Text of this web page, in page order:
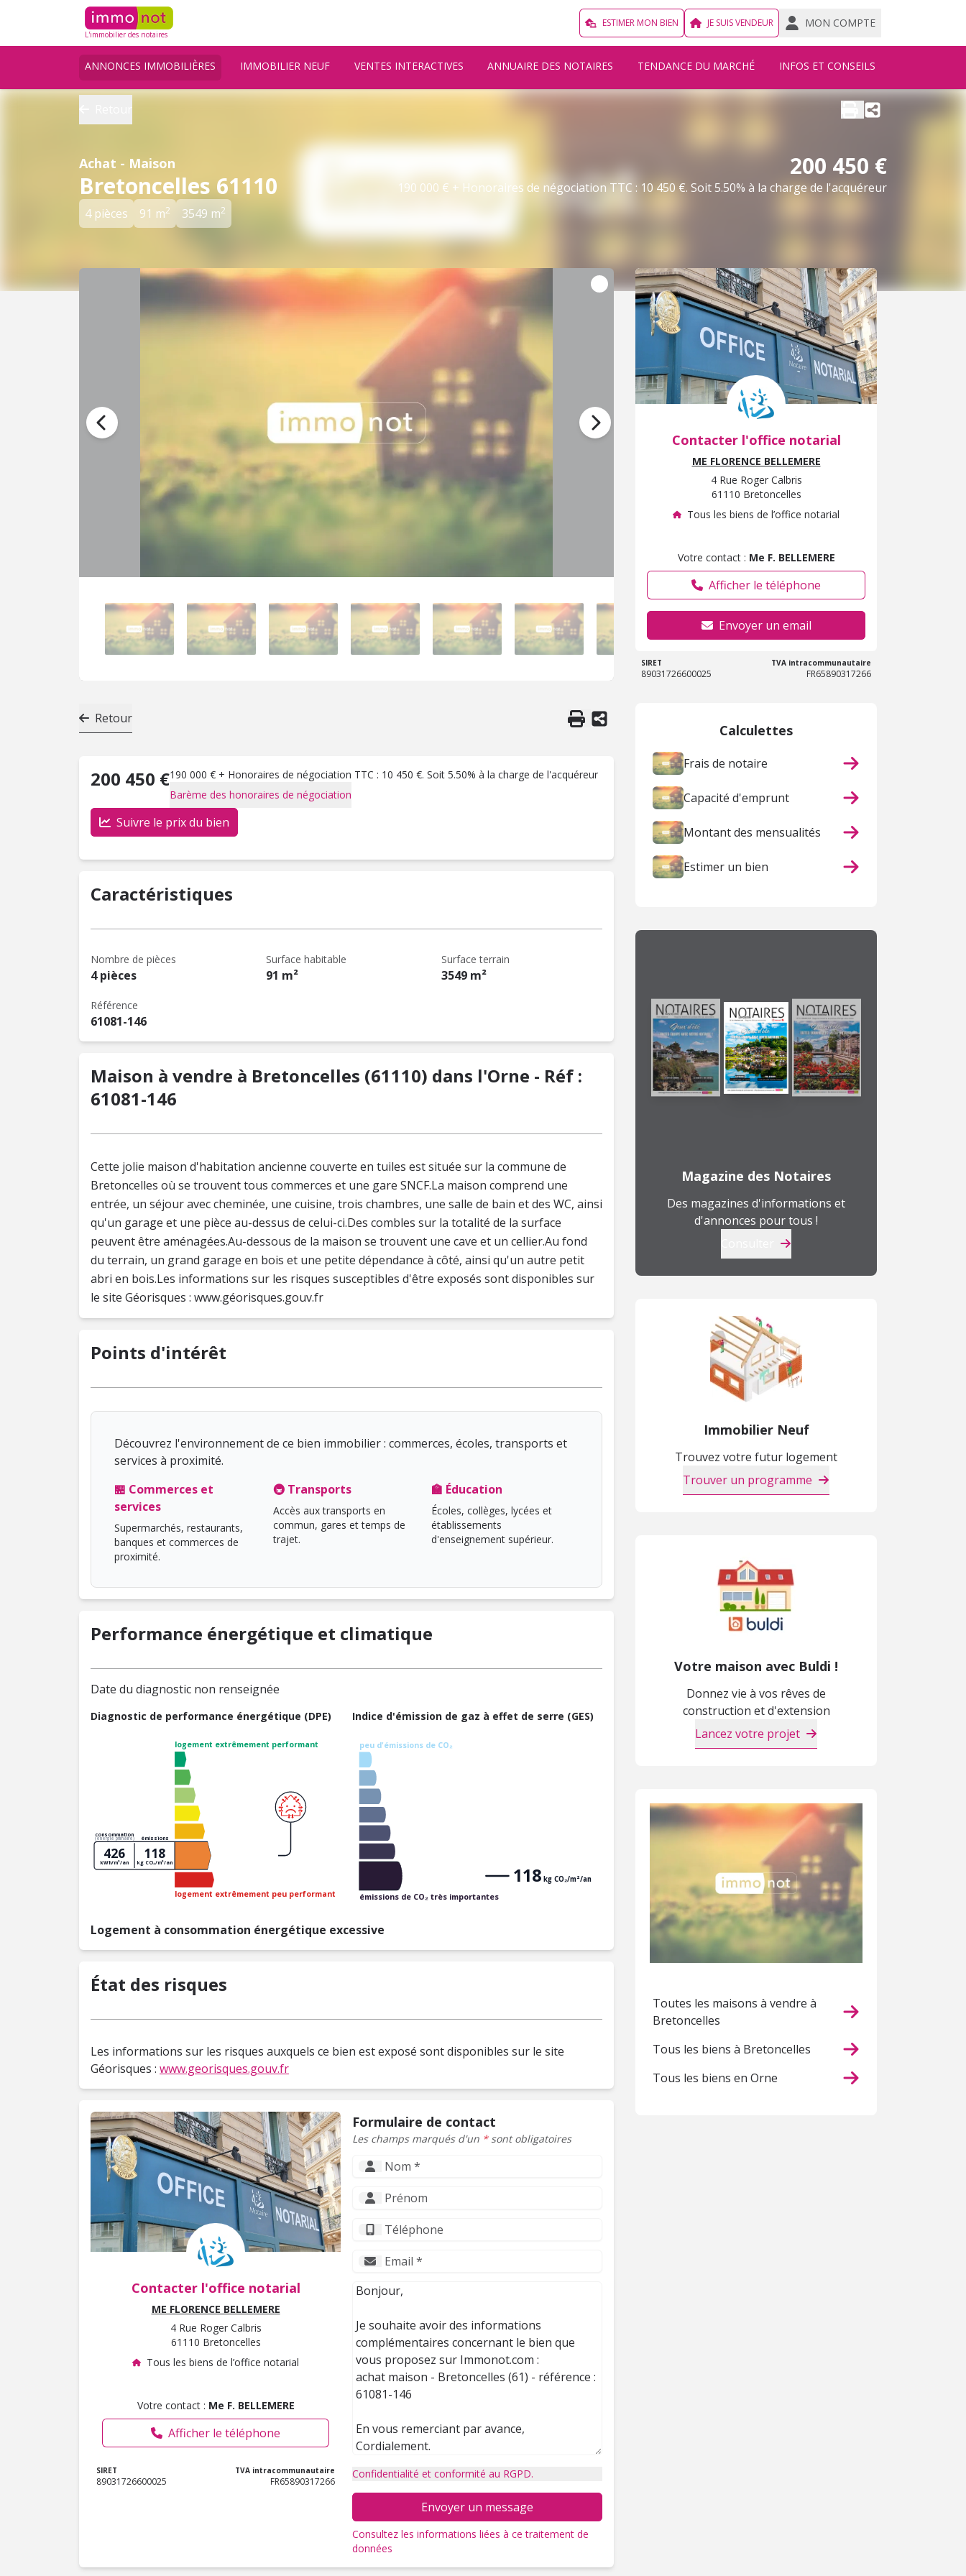
L'immobilier des notaires
ESTIMER MON BIEN JE SUIS VENDEUR MON COMPTE
ANNONCES IMMOBILIÈRES IMMOBILIER NEUF VENTES INTERACTIVES ANNUAIRE DES NOTAIRES TENDANCE DU MARCHÉ INFOS ET CONSEILS
Achat - Maison
Bretoncelles 61110
4 pièces 91 m2 3549 m2
200 450 €
190 000 € + Honoraires de négociation TTC : 10 450 €. Soit 5.50% à la charge de l'acquéreur
Retour
200 450 €190 000 € + Honoraires de négociation TTC : 10 450 €. Soit 5.50% à la charge de l'acquéreur
Barème des honoraires de négociation
Suivre le prix du bien
Caractéristiques
Nombre de pièces
4 pièces
Surface habitable
91 m²
Surface terrain
3549 m²
Référence
61081-146
Maison à vendre à Bretoncelles (61110) dans l'Orne - Réf :
61081-146
Cette jolie maison d'habitation ancienne couverte en tuiles est située sur la commune de
Bretoncelles où se trouvent tous commerces et une gare SNCF.La maison comprend une
entrée, un séjour avec cheminée, une cuisine, trois chambres, une salle de bain et des WC, ainsi
qu'un garage et une pièce au-dessus de celui-ci.Des combles sur la totalité de la surface
peuvent être aménagées.Au-dessous de la maison se trouvent une cave et un cellier.Au fond
du terrain, un grand garage en bois et une petite dépendance à côté, ainsi qu'un autre petit
abri en bois.Les informations sur les risques susceptibles d'être exposés sont disponibles sur
le site Géorisques : www.géorisques.gouv.fr
Points d'intérêt
Découvrez l'environnement de ce bien immobilier : commerces, écoles, transports et
services à proximité.
🏪 Commerces et
services
Supermarchés, restaurants,
banques et commerces de
proximité.
🚇 Transports
Accès aux transports en
commun, gares et temps de
trajet.
🏫 Éducation
Écoles, collèges, lycées et
établissements
d'enseignement supérieur.
Performance énergétique et climatique
Date du diagnostic non renseignée
Diagnostic de performance énergétique (DPE)
logement extrêmement performant
logement extrêmement peu performant
consommation
(énergie primaire) émissions
426
kWh/m²/an
118
kg CO₂/m²/an
Indice d'émission de gaz à effet de serre (GES)
peu d'émissions de CO₂
émissions de CO₂ très importantes
118 kg CO₂/m²/an
Logement à consommation énergétique excessive
État des risques
Les informations sur les risques auxquels ce bien est exposé sont disponibles sur le site
Géorisques : www.georisques.gouv.fr
Contacter l'office notarial
ME FLORENCE BELLEMERE
4 Rue Roger Calbris
61110 Bretoncelles
Tous les biens de l’office notarial
Votre contact : Me F. BELLEMERE
Afficher le téléphone
SIRET
89031726600025
TVA intracommunautaire
FR65890317266
Formulaire de contact
Les champs marqués d'un *sont obligatoires
Confidentialité et conformité au RGPD.
Envoyer un message
Consultez les informations liées à ce traitement de
données
Contacter l'office notarial
ME FLORENCE BELLEMERE
4 Rue Roger Calbris
61110 Bretoncelles
Tous les biens de l’office notarial
Votre contact : Me F. BELLEMERE
Afficher le téléphone
Envoyer un email
SIRET
89031726600025
TVA intracommunautaire
FR65890317266
Calculettes
Frais de notaire
Capacité d'emprunt
Montant des mensualités
Estimer un bien
Magazine des Notaires
Des magazines d'informations et
d'annonces pour tous !
Immobilier Neuf
Trouvez votre futur logement
Trouver un programme
Votre maison avec Buldi !
Donnez vie à vos rêves de
construction et d'extension
Lancez votre projet
Toutes les maisons à vendre à
Bretoncelles
Tous les biens à Bretoncelles
Tous les biens en Orne